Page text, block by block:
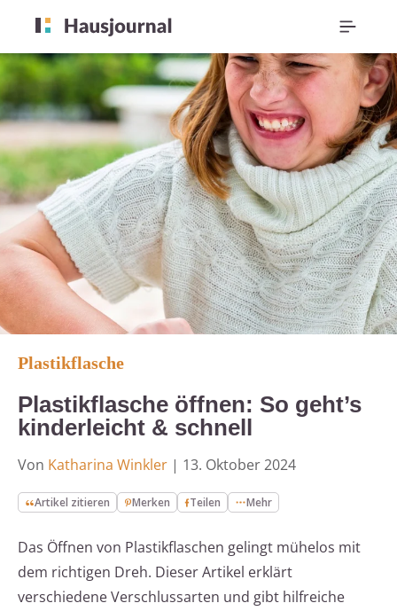
Plastikflasche
Plastikflasche öffnen: So geht’s
kinderleicht & schnell
Von Katharina Winkler | 13. Oktober 2024
Artikel zitieren Merken Teilen Mehr
Das Öffnen von Plastikflaschen gelingt mühelos mit
dem richtigen Dreh. Dieser Artikel erklärt
verschiedene Verschlussarten und gibt hilfreiche